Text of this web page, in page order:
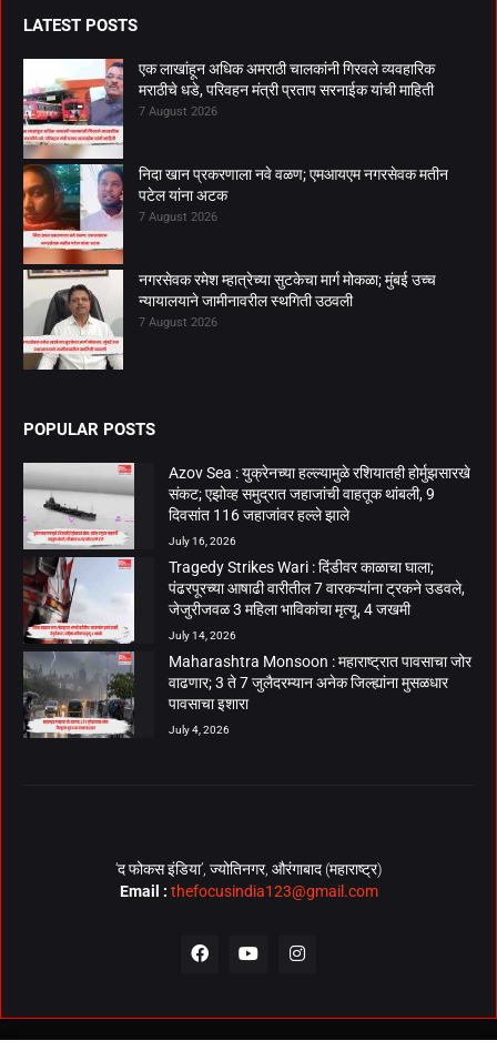
LATEST POSTS
एक लाखांहून अधिक अमराठी चालकांनी गिरवले व्यवहारिक
मराठीचे धडे, परिवहन मंत्री प्रताप सरनाईक यांची माहिती
7 August 2026
निदा खान प्रकरणाला नवे वळण; एमआयएम नगरसेवक मतीन
पटेल यांना अटक
7 August 2026
नगरसेवक रमेश म्हात्रेच्या सुटकेचा मार्ग मोकळा; मुंबई उच्च
न्यायालयाने जामीनावरील स्थगिती उठवली
7 August 2026
POPULAR POSTS
Azov Sea : युक्रेनच्या हल्ल्यामुळे रशियातही होर्मुझसारखे
संकट; एझोव्ह समुद्रात जहाजांची वाहतूक थांबली, 9
दिवसांत 116 जहाजांवर हल्ले झाले
July 16, 2026
Tragedy Strikes Wari : दिंडीवर काळाचा घाला;
पंढरपूरच्या आषाढी वारीतील 7 वारकऱ्यांना ट्रकने उडवले,
जेजुरीजवळ 3 महिला भाविकांचा मृत्यू, 4 जखमी
July 14, 2026
Maharashtra Monsoon : महाराष्ट्रात पावसाचा जोर
वाढणार; 3 ते 7 जुलैदरम्यान अनेक जिल्ह्यांना मुसळधार
पावसाचा इशारा
July 4, 2026
‘द फोकस इंडिया’, ज्योतिनगर, औरंगाबाद (महाराष्ट्र)
Email : thefocusindia123@gmail.com